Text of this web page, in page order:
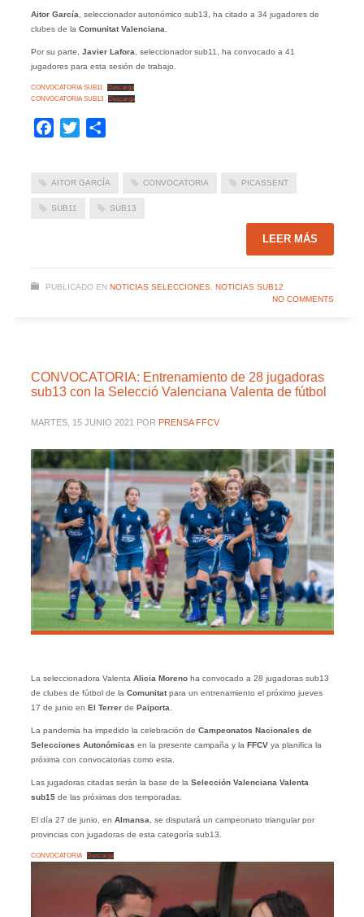
Aitor García , seleccionador autonómico sub13, ha citado a 34 jugadores de
clubes de la Comunitat Valenciana
Por su parte, Javier Lafora , seleccionador sub11, ha convocado a 41
jugadores para esta sesión de trabajo.
CONVOCATORIA SUB11
Descarga
CONVOCATORIA SUB13
Descarga
Facebook
Twitter
AITOR GARCÍA CONVOCATORIA PICASSENT
SUB11 SUB13
LEER MÁS
PUBLICADO EN NOTICIAS SELECCIONES, NOTICIAS SUB12
NO COMMENTS
CONVOCATORIA: Entrenamiento de 28 jugadoras
sub13 con la Selecció Valenciana Valenta de fútbol
MARTES, 15 JUNIO 2021 POR PRENSA FFCV
La seleccionadora Valenta Alicia Morenoha convocado a 28 jugadoras sub13
de clubes de fútbol de la Comunitatpara un entrenamiento el próximo jueves
17 de junio en El Terrer de Paiporta
La pandemia ha impedido la celebración de Campeonatos Nacionales de
Selecciones Autonómicas en la presente campaña y la FFCVya planifica la
próxima con convocatorias como esta.
Las jugadoras citadas serán la base de la Selección Valenciana Valenta
sub15 de las próximas dos temporadas.
El día 27 de junio, en Almansa , se disputará un campeonato triangular por
provincias con jugadoras de esta categoría sub13.
CONVOCATORIA Descarga